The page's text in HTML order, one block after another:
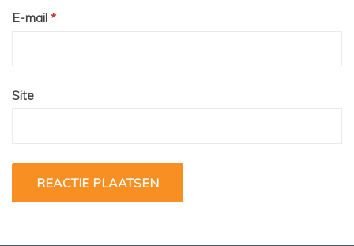
E-mail *
Site